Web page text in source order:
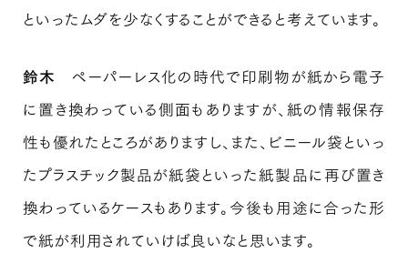
といったムダを少なくすることができると考えています。
鈴木
ペーパーレス化の時代で印刷物が紙から電子
に置き換わっている側面もありますが、紙の情報保存
性も優れたところがありますし、また、ビニール袋といっ
たプラスチック製品が紙袋といった紙製品に再び置き
換わっているケースもあります。今後も用途に合った形
で紙が利用されていけば良いなと思います。